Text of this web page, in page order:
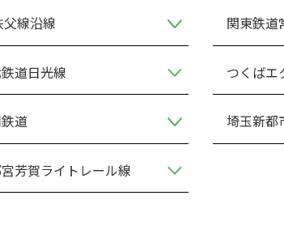
父線沿線
道日光線
道
芳賀ライトレール線
関東鉄道
つくばエ
埼玉新都